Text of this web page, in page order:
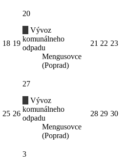
18 19
20
Vývoz
komunálneho
odpadu
Mengusovce
(Poprad)
21 22 23
25 26
27
Vývoz
komunálneho
odpadu
Mengusovce
(Poprad)
28 29 30
3